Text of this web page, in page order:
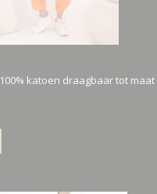
katoen draagbaar tot